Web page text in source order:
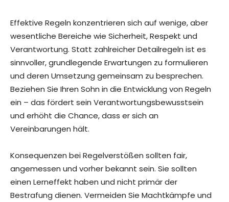
Effektive Regeln konzentrieren sich auf wenige, aber
wesentliche Bereiche wie Sicherheit, Respekt und
Verantwortung. Statt zahlreicher Detailregeln ist es
sinnvoller, grundlegende Erwartungen zu formulieren
und deren Umsetzung gemeinsam zu besprechen.
Beziehen Sie Ihren Sohn in die Entwicklung von Regeln
ein – das fördert sein Verantwortungsbewusstsein
und erhöht die Chance, dass er sich an
Vereinbarungen hält.
Konsequenzen bei Regelverstößen sollten fair,
angemessen und vorher bekannt sein. Sie sollten
einen Lerneffekt haben und nicht primär der
Bestrafung dienen. Vermeiden Sie Machtkämpfe und